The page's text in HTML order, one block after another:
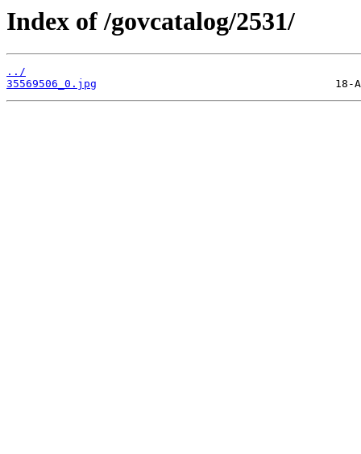
Index of /govcatalog/2531/
../
35569506_0.jpg